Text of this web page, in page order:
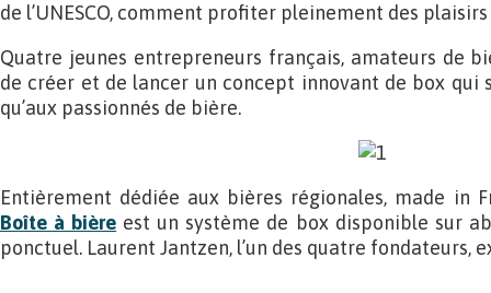
de l’UNESCO, comment profiter pleinement des
Quatre jeunes entrepreneurs français, amateurs de
de créer et de lancer un concept innovant de box qui
qu’aux passionnés de bière.
Entièrement dédiée aux bières régionales, made in
Boîte à bière est un système de box disponible sur
ponctuel. Laurent Jantzen, l’un des quatre fondateurs,